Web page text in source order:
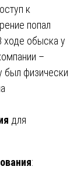
к
попал
ходе обыска у
–
был физически
для
: